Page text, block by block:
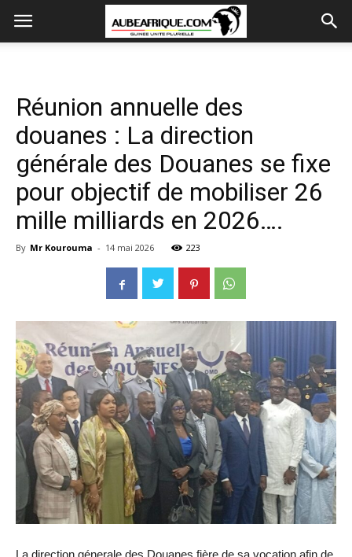
Réunion annuelle des
douanes : La direction
générale des Douanes se fixe
pour objectif de mobiliser 26
mille milliards en 2026….
By Mr Kourouma - 14 mai 2026 223
La direction génerale des Douanes fière de sa vocation afin de